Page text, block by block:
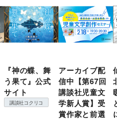
『神の蝶、舞
う果て』公式
サイト
講談社コクリコ
アーカイブ配
信中【第67回
講談社児童文
学新人賞】受
賞作家と前選